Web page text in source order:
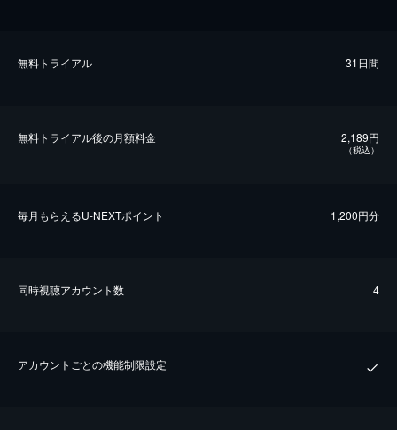
無料トライアル 31日間
無料トライアル後の⽉額料金 2,189円
（税込）
毎⽉もらえるU-NEXTポイント 1,200円分
同時視聴アカウント数 4
アカウントごとの機能制限設定